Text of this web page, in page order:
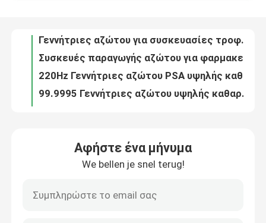
Επικοινωνήστε μαζί μας
Ειδήσεις
Ζητήστε μια προσφορά
220Hz Γεννήτριες αζώτου PSA υψηλής καθαρότητας για την επεξεργασία χαλκού
99.9995 Γεννήτριες αζώτου υψηλής καθαρότητας PSA για ανταλλακτικά αυτοκινήτων
99.99 Συμπληρωματικές γεννήτριες αζώτου PSA για την ηλεκτρονική βιομηχανία
99.999 Γεννήτριες αζώτου PSA υψηλού σημείου δροσιάς για μεταλλουργία σκόνης
Αφήστε ένα μήνυμα
We bellen je snel terug!